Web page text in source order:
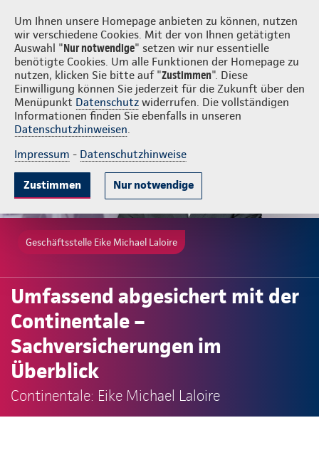
Um Ihnen unsere Homepage anbieten zu können, nutzen
wir verschiedene Cookies. Mit der von Ihnen getätigten
Auswahl "Nur notwendige" setzen wir nur essentielle
benötigte Cookies. Um alle Funktionen der Homepage zu
nutzen, klicken Sie bitte auf "Zustimmen". Diese
Einwilligung können Sie jederzeit für die Zukunft über den
Menüpunkt Datenschutz widerrufen. Die vollständigen
Informationen finden Sie ebenfalls in unseren
Datenschutzhinweisen.
Impressum - Datenschutzhinweise
Zustimmen Nur notwendige
Eike Michael Laloire Login
Geschäftsstelle Eike Michael Laloire
Umfassend abgesichert mit der
Continentale –
Sachversicherungen im
Überblick
Continentale: Eike Michael Laloire